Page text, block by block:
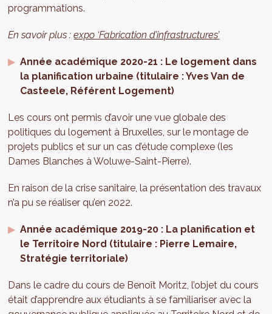
programmations.
En savoir plus :expo ‘Fabrication d’infrastructures’
Année académique 2020-21 : Le logement dans
la planification urbaine (titulaire : Yves Van de
Casteele, Référent Logement)
Les cours ont permis d’avoir une vue globale des
politiques du logement à Bruxelles, sur le montage de
projets publics et sur un cas d’étude complexe (les
Dames Blanches à Woluwe-Saint-Pierre).
En raison de la crise sanitaire, la présentation des travaux
n’a pu se réaliser qu’en 2022.
Année académique 2019-20 : La planification et
le Territoire Nord (titulaire : Pierre Lemaire,
Stratégie territoriale)
Dans le cadre du cours de Benoît Moritz, l’objet du cours
était d’apprendre aux étudiants à se familiariser avec la